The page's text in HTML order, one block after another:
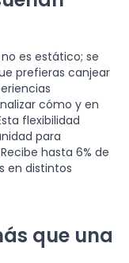
es estático; se
prefieras canjear
cómo y en
flexibilidad
para
hasta 6% de
en distintos
que una